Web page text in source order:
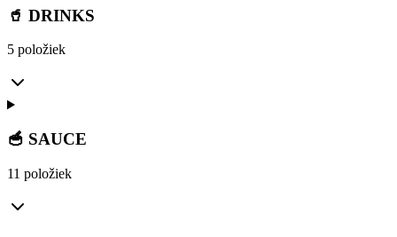
🥤 DRINKS
5 položiek
🥣 SAUCE
11 položiek